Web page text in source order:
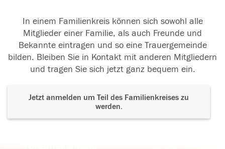
In einem Familienkreis können sich sowohl alle
Mitglieder einer Familie, als auch Freunde und
Bekannte eintragen und so eine Trauergemeinde
bilden. Bleiben Sie in Kontakt mit anderen Mitgliedern
und tragen Sie sich jetzt ganz bequem ein.
Jetzt anmelden um Teil des Familienkreises zu
werden.